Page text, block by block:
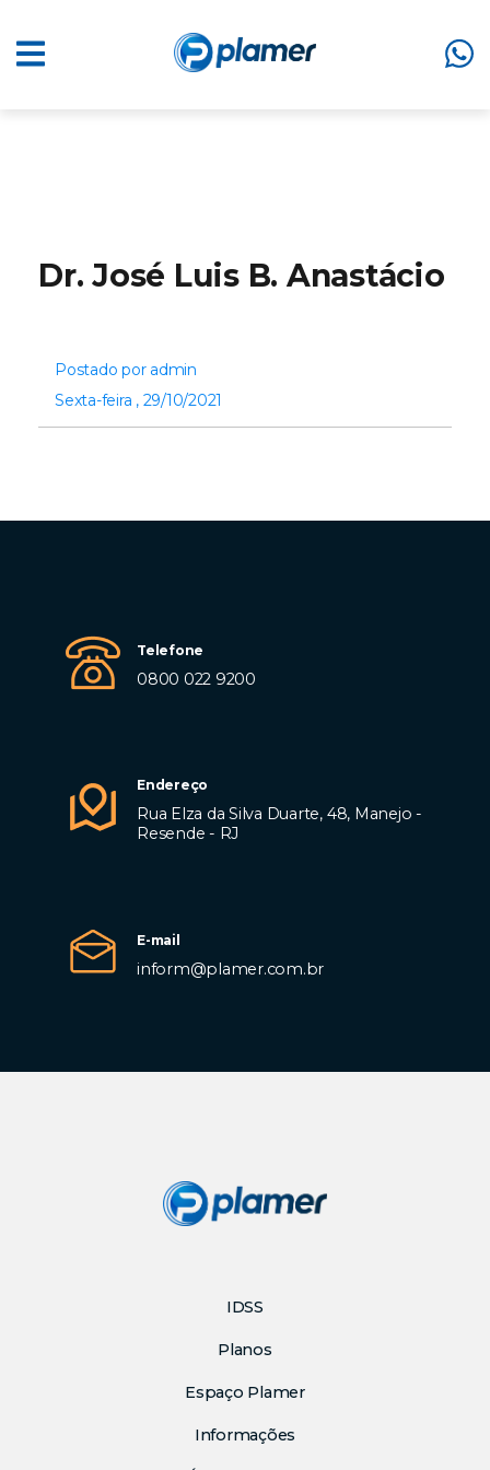
Dr. José Luis B. Anastácio
Postado por admin
Sexta-feira , 29/10/2021
Telefone
0800 022 9200
Endereço
Rua Elza da Silva Duarte, 48, Manejo -
Resende - RJ
E-mail
inform@plamer.com.br
IDSS
Planos
Espaço Plamer
Informações